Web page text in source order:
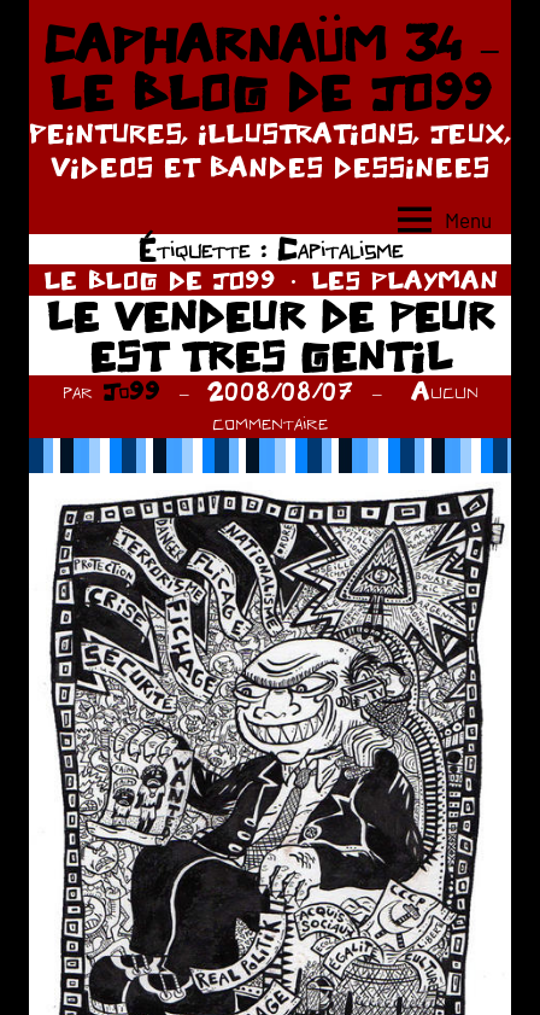
Aller
contenu
CAPHARNAÜM 34 –
LE BLOG DE JO99
PEINTURES, ILLUSTRATIONS, JEUX,
VIDEOS ET BANDES DESSINEES
Menu
Étiquette : Capitalisme
LE BLOG DE JO99 LES PLAYMAN
LE VENDEUR DE PEUR
EST TRES GENTIL
par Jo99 2008/08/07
Aucun
commentaire